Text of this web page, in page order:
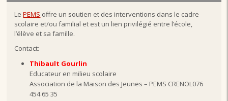
LePEMS offre un soutien et des interventions dans le cadre
scolaire et/ou familial et est un lien privilégié entre l’école,
l’élève et sa famille.
Contact:
Thibault Gourlin
Educateur en milieu scolaire
Association de la Maison des Jeunes – PEMS CRENOL076
454 65 35